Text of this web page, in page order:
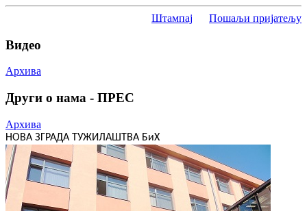
Штампај Пошаљи пријатељу
Видео
Архива
Други о нама - ПРЕС
Архива
НОВА ЗГРАДА ТУЖИЛАШТВА БиХ